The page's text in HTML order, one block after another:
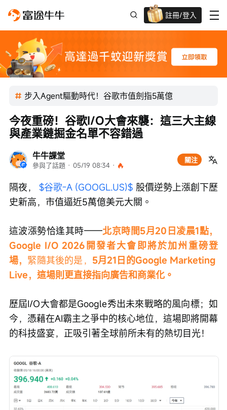
註冊/登入
迎新驚喜賞 股票/BTC等任你揀!
步入Agent驅動時代！谷歌市值劍指5萬億
牛牛課堂
參與了話題 · 05/19 08:34 ·
關注
今夜重磅！谷歌I/O大會來襲：這三大主線
與產業鏈掘金名單不容錯過
隔夜， $谷歌-A (GOOGL.US)$ 股價逆勢上漲創下歷
史新高，市值逼近5萬億美元大關。
這波漲勢恰逢其時——北京時間5月20日凌晨1點，
Google I/O 2026開發者大會即將於加州重磅登
場， 緊隨其後的是， 5月21日的Google Marketing
Live，這場則更直接指向廣告和商業化。
歷屆I/O大會都是Google秀出未來戰略的風向標；如
今，憑藉在AI霸主之爭中的核心地位，這場即將開幕
的科技盛宴，正吸引著全球前所未有的熱切目光！